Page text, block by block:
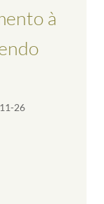
à
26